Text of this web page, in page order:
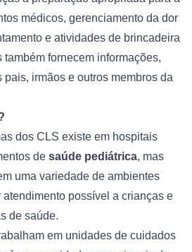
médicos, gerenciamento da dor
e atividades de brincadeira
fornecem informações,
irmãos e outros membros da
dos CLS existe em hospitais
de saúde pediátrica, mas
uma variedade de ambientes
atendimento possível a crianças e
de saúde.
em unidades de cuidados